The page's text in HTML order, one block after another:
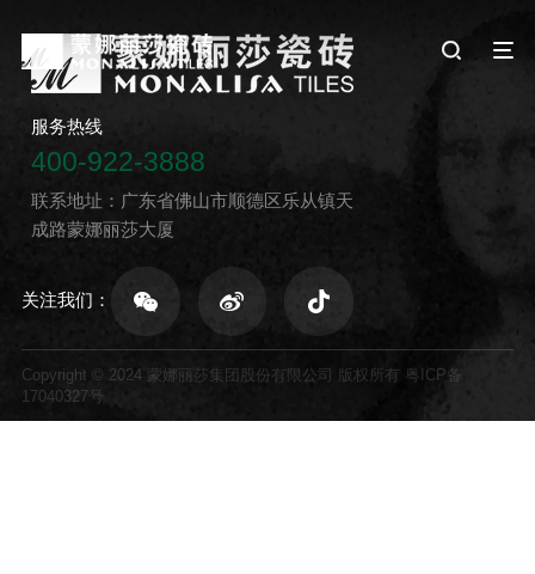
服务热线
400-922-3888
联系地址：广东省佛山市顺德区乐从镇天
成路蒙娜丽莎大厦
关注我们：
Copyright © 2024 蒙娜丽莎集团股份有限公司 版权所有 粤ICP备
17040327号